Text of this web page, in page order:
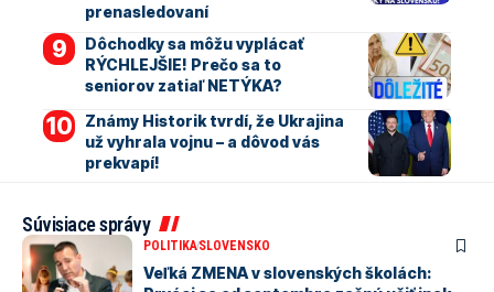
prenasledovaní
Dôchodky sa môžu vyplácať
RÝCHLEJŠIE! Prečo sa to
seniorov zatiaľ NETÝKA?
Známy Historik tvrdí, že Ukrajina
už vyhrala vojnu – a dôvod vás
prekvapí!
Súvisiace správy
POLITIKASLOVENSKO
Veľká ZMENA v slovenských školách: